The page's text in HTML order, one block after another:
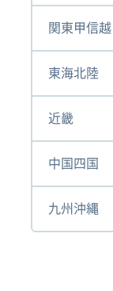
関東甲信越
東海北陸
近畿
中国四国
九州沖縄